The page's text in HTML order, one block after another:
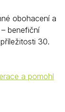
obohacení a
benefiční
30.
a pomohl